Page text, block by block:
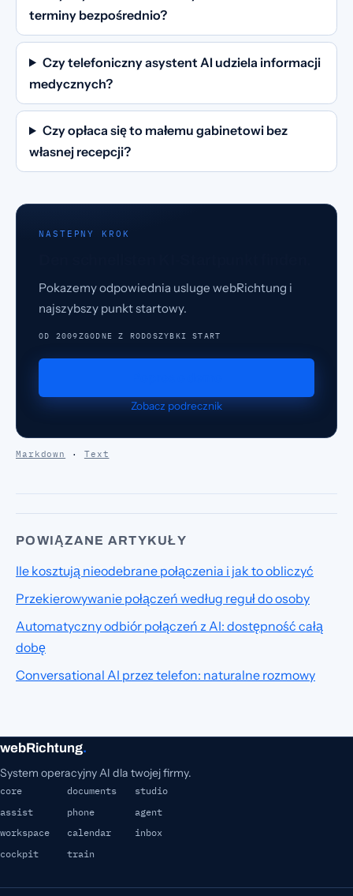
terminy bezpośrednio?
Czy telefoniczny asystent AI udziela informacji
medycznych?
Czy opłaca się to małemu gabinetowi bez
własnej recepcji?
NASTEPNY KROK
Pokazemy odpowiednia usluge webRichtung i
najszybszy punkt startowy.
OD 2009ZGODNE Z RODOSZYBKI START
Zobacz podrecznik
Markdown · Text
POWIĄZANE ARTYKUŁY
Ile kosztują nieodebrane połączenia i jak to obliczyć
Przekierowywanie połączeń według reguł do osoby
Automatyczny odbiór połączeń z AI: dostępność całą
dobę
Conversational AI przez telefon: naturalne rozmowy
webRichtung.
System operacyjny AI dla twojej firmy.
core documents
studio
assist
phone
agent
workspace
calendar
inbox
cockpit
train